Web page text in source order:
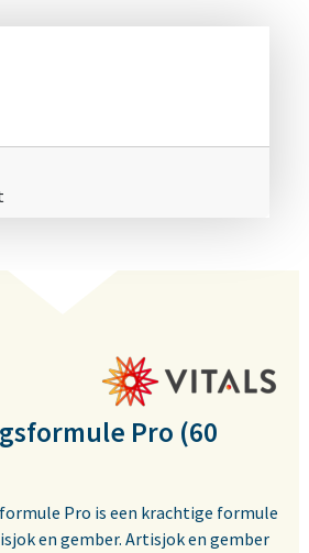
Pro (60
Pro is een krachtige formule
en gember. Artisjok en gember